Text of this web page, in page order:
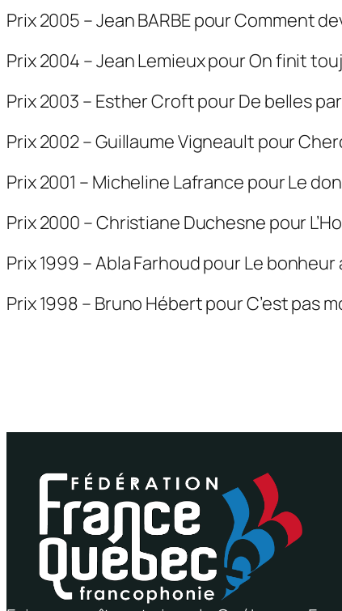
Prix 2005 – Jean BARBE pour Comment
Prix 2004 – Jean Lemieux pourOn finit
Prix 2003 – Esther Croft pour De belles
Prix 2002 – Guillaume Vigneault pour
Prix 2001 – Micheline Lafrance pourLe
Prix 2000 – Christiane Duchesne pour
Prix 1999 – Abla Farhoud pour Le bonheur
Prix 1998 – Bruno Hébert pourC’est pas